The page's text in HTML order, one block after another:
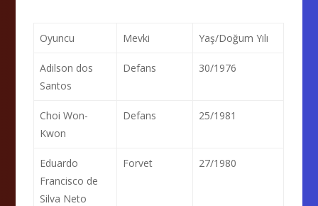
Oyuncu Mevki Yaş/Doğum Yılı
Adilson dos
Santos
Defans 30/1976
Choi Won-
Kwon
Defans 25/1981
Eduardo
Francisco de
Silva Neto
Forvet 27/1980